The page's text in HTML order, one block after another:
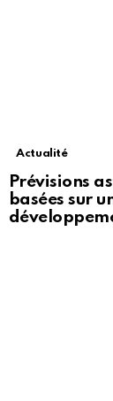
Actualité
Prévisions
basées sur